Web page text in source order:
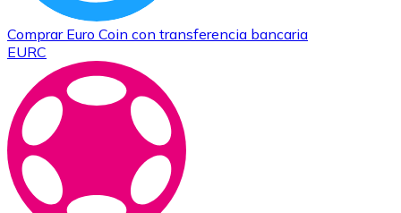
Comprar Euro Coin con transferencia bancaria
EURC